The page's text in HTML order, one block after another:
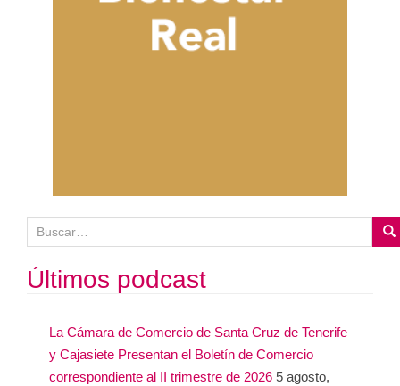
u
sÚltimos podcast
La Cámara de Comercio de Santa Cruz de Tenerife
y Cajasiete Presentan el Boletín de Comercio
correspondiente al II trimestre de 2026 5 agosto,